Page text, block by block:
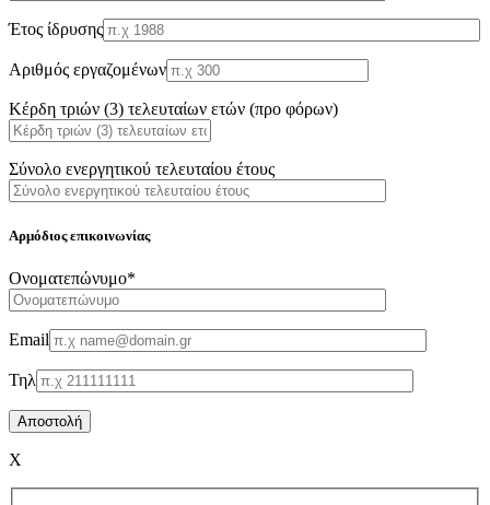
Έτος ίδρυσης
Αριθμός εργαζομένων
Κέρδη τριών (3) τελευταίων ετών (προ φόρων)
Σύνολο ενεργητικού τελευταίου έτους
Αρμόδιος επικοινωνίας
Oνοματεπώνυμο*
Email
Τηλ
X